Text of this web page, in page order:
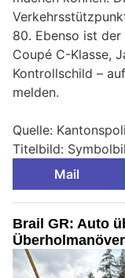
80. Ebenso ist
Coupé C-Klasse,
Kontrollschild –
melden.
Quelle:
Titelbild:
Mail
Brail GR: Auto